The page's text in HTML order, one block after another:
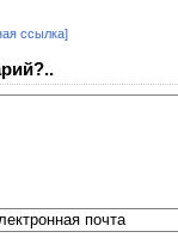
ссылка]
почта